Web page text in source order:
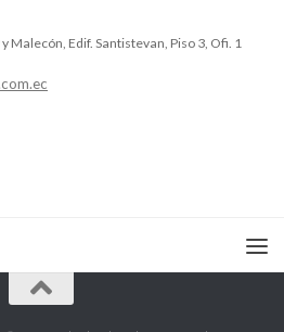
Malecón, Edif. Santistevan, Piso 3, Ofi. 1